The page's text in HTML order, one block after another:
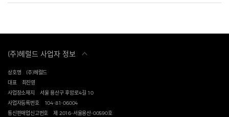
(주)헤럴드 사업자 정보
상호명
(주)헤럴드
대표
최진영
사업장소재지
서울 용산구 후암로4길 10
사업자등록번호
104-81-06004
통신판매업신고번호
제 2016-서울용산-00590호